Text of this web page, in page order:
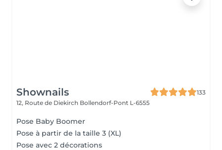
Shownails
133
12, Route de Diekirch Bollendorf-Pont L-6555
Pose Baby Boomer
Pose à partir de la taille 3 (XL)
Pose avec 2 décorations